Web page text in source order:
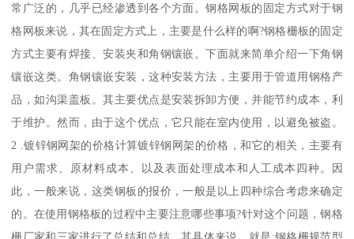
常广泛的，几乎已经渗透到各个方面。钢格网板的固定方式对于钢
格网板来说，其在固定方式上，主要是什么样的啊?钢格栅板的固定
方式主要有焊接、安装夹和角钢镶嵌。下面就来简单介绍一下角钢
镶嵌这类。角钢镶嵌安装，这种安装方法，主要用于管道用钢格产
品，如沟渠盖板。其主要优点是安装拆卸方便，并能节约成本，利
于维护。然而，由于这个优点，它只能在室内使用，以避免被盗。
2 .镀锌钢网架的价格计算镀锌钢网架的价格，和它的相关，主要有
用户需求、原材料成本、以及表面处理成本和人工成本四种。因
此，一般来说，这类钢板的报价，一般是以上四种综合考虑来确定
的。在使用钢格板的过程中主要注意哪些事项?针对这个问题，钢格
栅厂家和三家进行了总结和总结，其具体来说，就是:钢格栅规范型